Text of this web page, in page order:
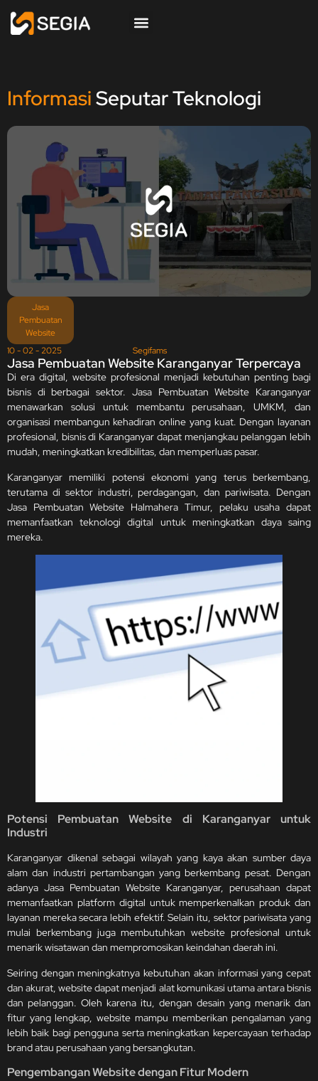
InformasiSeputar Teknologi
Jasa
Pembuatan
Website
10 - 02 - 2025
Segifams
Jasa Pembuatan Website Karanganyar Terpercaya
Di era digital, website profesional menjadi kebutuhan penting bagi
bisnis di berbagai sektor. Jasa Pembuatan Website Karanganyar
menawarkan solusi untuk membantu perusahaan, UMKM, dan
organisasi membangun kehadiran online yang kuat. Dengan layanan
profesional, bisnis di Karanganyar dapat menjangkau pelanggan lebih
mudah, meningkatkan kredibilitas, dan memperluas pasar.
Karanganyar memiliki potensi ekonomi yang terus berkembang,
terutama di sektor industri, perdagangan, dan pariwisata. Dengan
Jasa Pembuatan Website Halmahera Timur, pelaku usaha dapat
memanfaatkan teknologi digital untuk meningkatkan daya saing
mereka.
Potensi Pembuatan Website di Karanganyar untuk
Industri
Karanganyar dikenal sebagai wilayah yang kaya akan sumber daya
alam dan industri pertambangan yang berkembang pesat. Dengan
adanya Jasa Pembuatan Website Karanganyar, perusahaan dapat
memanfaatkan platform digital untuk memperkenalkan produk dan
layanan mereka secara lebih efektif. Selain itu, sektor pariwisata yang
mulai berkembang juga membutuhkan website profesional untuk
menarik wisatawan dan mempromosikan keindahan daerah ini.
Seiring dengan meningkatnya kebutuhan akan informasi yang cepat
dan akurat, website dapat menjadi alat komunikasi utama antara bisnis
dan pelanggan. Oleh karena itu, dengan desain yang menarik dan
fitur yang lengkap, website mampu memberikan pengalaman yang
lebih baik bagi pengguna serta meningkatkan kepercayaan terhadap
brand atau perusahaan yang bersangkutan.
Pengembangan Website dengan Fitur Modern